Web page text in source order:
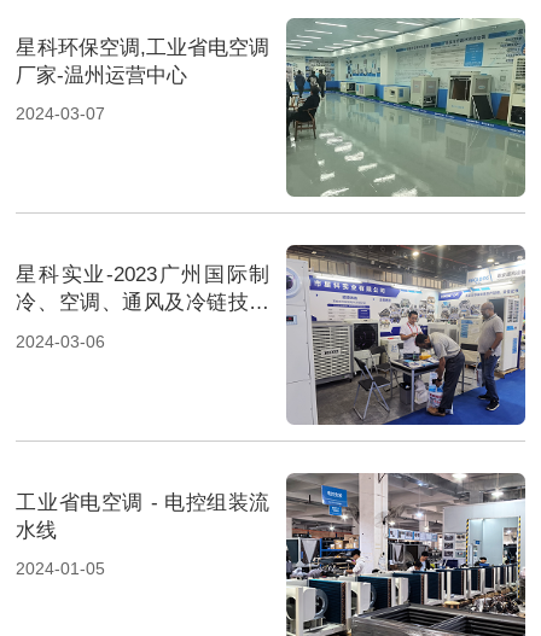
星科环保空调,工业省电空调
厂家-温州运营中心
2024-03-07
星科实业-2023广州国际制
冷、空调、通风及冷链技术
展览会-2
2024-03-06
工业省电空调 - 电控组装流
水线
2024-01-05